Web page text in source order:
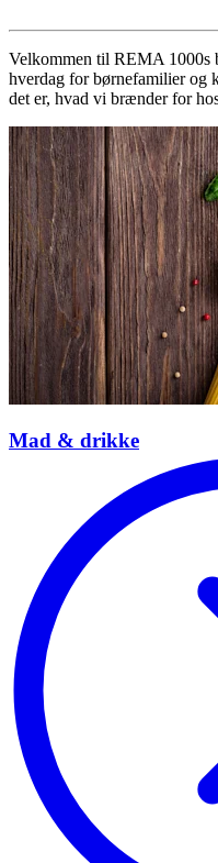
Velkommen til REMA 1000s
hverdag for børnefamilier og
det er, hvad vi brænder for
Mad & drikke